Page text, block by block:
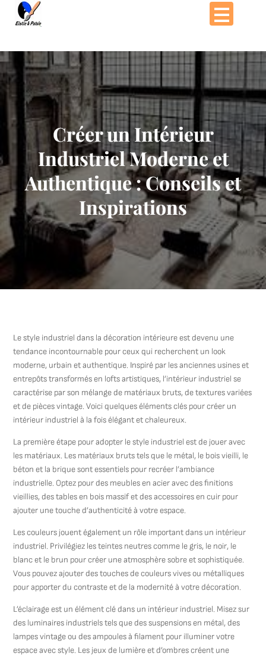
Passer
Créer un Intérieur
Industriel Moderne et
Authentique : Conseils et
Inspirations
Le style industriel dans la décoration intérieure est devenu une
tendance incontournable pour ceux qui recherchent un look
moderne, urbain et authentique. Inspiré par les anciennes usines et
entrepôts transformés en lofts artistiques, l’intérieur industriel se
caractérise par son mélange de matériaux bruts, de textures variées
et de pièces vintage. Voici quelques éléments clés pour créer un
intérieur industriel à la fois élégant et chaleureux.
La première étape pour adopter le style industriel est de jouer avec
les matériaux. Les matériaux bruts tels que le métal, le bois vieilli, le
béton et la brique sont essentiels pour recréer l’ambiance
industrielle. Optez pour des meubles en acier avec des finitions
vieillies, des tables en bois massif et des accessoires en cuir pour
ajouter une touche d’authenticité à votre espace.
Les couleurs jouent également un rôle important dans un intérieur
industriel. Privilégiez les teintes neutres comme le gris, le noir, le
blanc et le brun pour créer une atmosphère sobre et sophistiquée.
Vous pouvez ajouter des touches de couleurs vives ou métalliques
pour apporter du contraste et de la modernité à votre décoration.
L’éclairage est un élément clé dans un intérieur industriel. Misez sur
des luminaires industriels tels que des suspensions en métal, des
lampes vintage ou des ampoules à filament pour illuminer votre
espace avec style. Les jeux de lumière et d’ombres créent une